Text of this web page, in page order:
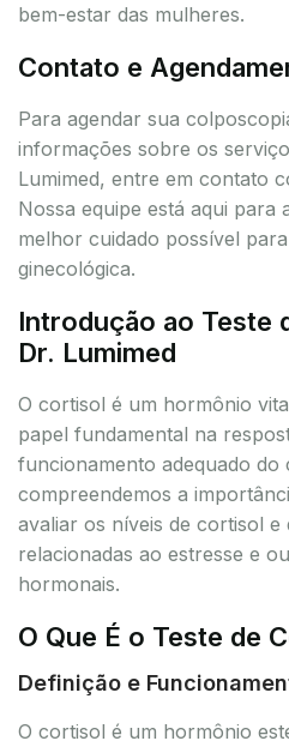
bem-estar das mulheres.
Contato e
Para agendar sua
informações sobre os
Lumimed, entre em contato
Nossa equipe está aqui para
melhor cuidado possível
ginecológica.
Introdução ao Teste
Dr. Lumimed
O cortisol é um hormônio
papel fundamental na
funcionamento adequado do
compreendemos a
avaliar os níveis de cortisol e
relacionadas ao estresse e
hormonais.
O Que É o Teste de
Definição e
O cortisol é um hormônio